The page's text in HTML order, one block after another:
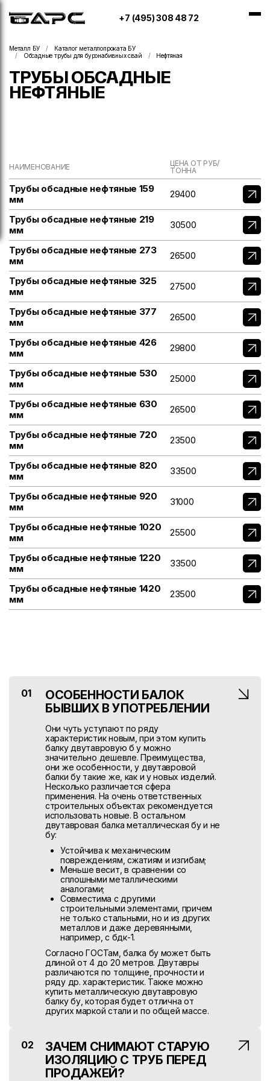
+7 (495) 308 48 72
Металл БУ
Каталог металлопроката БУ
Обсадные трубы для буронабивных свай
Нефтяная
ТРУБЫ ОБСАДНЫЕ
НЕФТЯНЫЕ
НАИМЕНОВАНИЕ
ЦЕНА ОТ РУБ/
ТОННА
Трубы обсадные нефтяные 159
мм
29400
Трубы обсадные нефтяные 219
мм
30500
Трубы обсадные нефтяные 273
мм
26500
Трубы обсадные нефтяные 325
мм
27500
Трубы обсадные нефтяные 377
мм
26500
Трубы обсадные нефтяные 426
мм
29800
Трубы обсадные нефтяные 530
мм
25000
Трубы обсадные нефтяные 630
мм
26500
Трубы обсадные нефтяные 720
мм
23500
Трубы обсадные нефтяные 820
мм
33500
Трубы обсадные нефтяные 920
мм
31000
Трубы обсадные нефтяные 1020
мм
25500
Трубы обсадные нефтяные 1220
мм
33500
Трубы обсадные нефтяные 1420
мм
23500
01
ОСОБЕННОСТИ БАЛОК
БЫВШИХ В УПОТРЕБЛЕНИИ
Они чуть уступают по ряду
характеристик новым, при этом купить
балку двутавровую б у можно
значительно дешевле. Преимущества,
они же особенности, у двутавровой
балки бу такие же, как и у новых изделий.
Несколько различается сфера
применения. На очень ответственных
строительных объектах рекомендуется
использовать новые. В остальном
двутавровая балка металлическая бу и не
бу:
Устойчива к механическим
повреждениям, сжатиям и изгибам;
Меньше весит, в сравнении со
сплошными металлическими
аналогами;
Совместима с другими
строительными элементами, причем
не только стальными, но и из других
металлов и даже деревянными,
например, с бдк-1.
Согласно ГОСТам, балка бу может быть
длиной от 4 до 20 метров. Двутавры
различаются по толщине, прочности и
ряду др. характеристик. Также можно
купить металлическую двутавровую
балку бу, которая будет отлична от
других маркой стали и по общей массе.
том, чтобы купить двутавровую балку бу
в больших количествах, он указывается в
тоннах.
02
ЗАЧЕМ СНИМАЮТ СТАРУЮ
ИЗОЛЯЦИЮ С ТРУБ ПЕРЕД
ПРОДАЖЕЙ?